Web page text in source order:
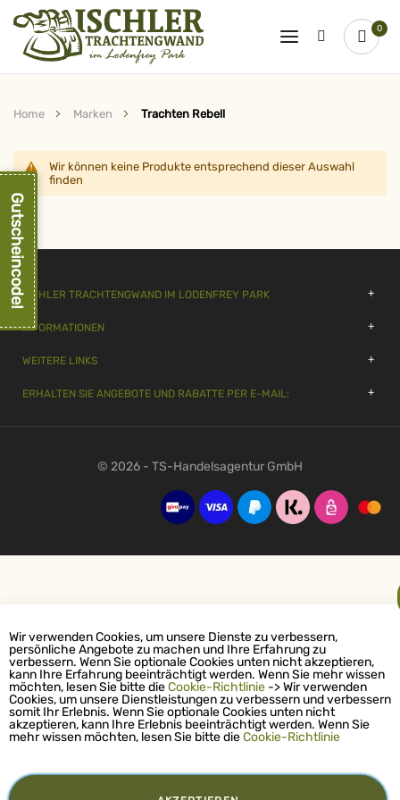
0
Home Marken Trachten Rebell
Wir können keine Produkte entsprechend dieser Auswahl
finden
ISCHLER TRACHTENGWAND IM LODENFREY PARK
INFORMATIONEN
WEITERE LINKS
ERHALTEN SIE ANGEBOTE UND RABATTE PER E-MAIL:
© 2026 - TS-Handelsagentur GmbH
Gutscheincode!
Wir verwenden Cookies, um unsere Dienste zu verbessern,
persönliche Angebote zu machen und Ihre Erfahrung zu
verbessern. Wenn Sie optionale Cookies unten nicht akzeptieren,
kann Ihre Erfahrung beeinträchtigt werden. Wenn Sie mehr wissen
möchten, lesen Sie bitte dieCookie-Richtlinie -> Wir verwenden
Cookies, um unsere Dienstleistungen zu verbessern und verbessern
somit Ihr Erlebnis. Wenn Sie optionale Cookies unten nicht
akzeptieren, kann Ihre Erlebnis beeinträchtigt werden. Wenn Sie
mehr wissen möchten, lesen Sie bitte dieCookie-Richtlinie